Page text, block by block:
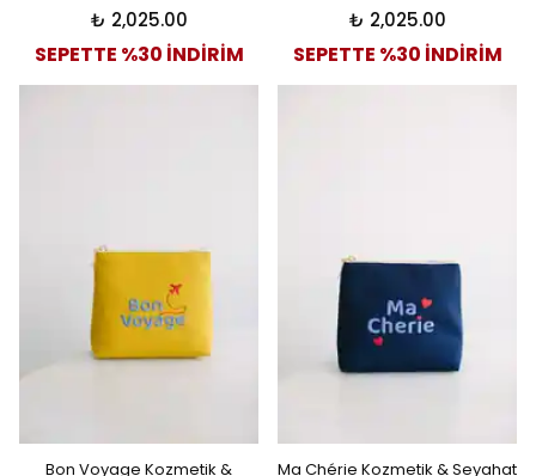
₺ 2,025.00
SEPETTE %30 İNDİRİM
₺ 2,025.00
SEPETTE %30 İNDİRİM
Bon Voyage Kozmetik &
Ma Chérie Kozmetik & Seyahat